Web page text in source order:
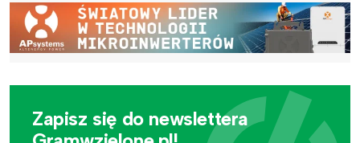
Zapisz się do newslettera